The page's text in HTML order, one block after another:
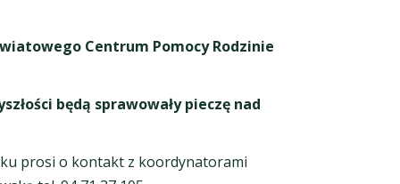
Centrum Pomocy Rodzinie
będą sprawowały pieczę nad
prosi o kontakt z koordynatorami